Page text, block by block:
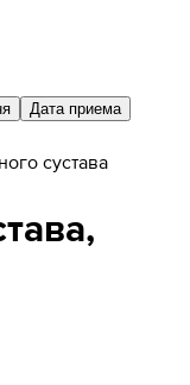
Дата приема
сустава